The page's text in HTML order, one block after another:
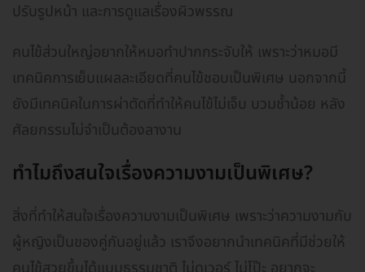
ปรับรูปหน้า และการดูแลเรื่องผิวพรรณ
คนไข้ส่วนใหญ่อยากให้หมอทำปากกระจับให้ เพราะว่าหมอมี
เทคนิคการเย็บแผลละเอียดที่คนไข้ชอบเป็นพิเศษ นอกจากนี้
ยังมีเทคนิคในการผ่าตัดที่ทำให้คนไข้ไม่เจ็บ บวมช้ำน้อย หลัง
ศัลยกรรมไม่จำเป็นต้องลางาน
ทำไมถึงสนใจเรื่องความงามเป็นพิเศษ?
สิ่งที่ทำให้สนใจเรื่องความงามเป็นพิเศษ เพราะว่าความงามกับ
ผู้หญิงเป็นของคู่กันอยู่แล้ว เราจึงอยากนำเทคนิคที่มีช่วยให้